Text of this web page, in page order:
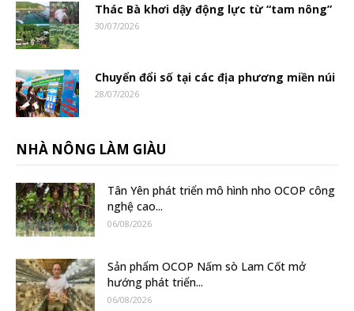
Thác Bà khơi dậy động lực từ “tam nông”
30/07/2026
Chuyển đổi số tại các địa phương miền núi
28/07/2026
NHÀ NÔNG LÀM GIÀU
Tân Yên phát triển mô hình nho OCOP công
nghệ cao...
06/08/2026
Sản phẩm OCOP Nấm sò Lam Cốt mở
hướng phát triển...
06/08/2026